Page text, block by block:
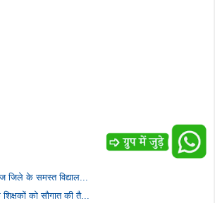
जिले के समस्त विद्याल...
को सौगात की तै...